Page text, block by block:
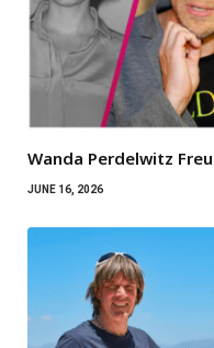
Wanda Perdelwitz
JUNE 16, 2026